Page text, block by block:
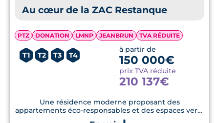
Au cœur de la ZAC Restanque
PTZ DONATION LMNP JEANBRUN TVA RÉDUITE
T1 T2 T3 T4
à partir de
150 000€
prix TVA réduite
210 137€
Une résidence moderne proposant des
appartements éco-responsables et des espaces verts
paysagers.